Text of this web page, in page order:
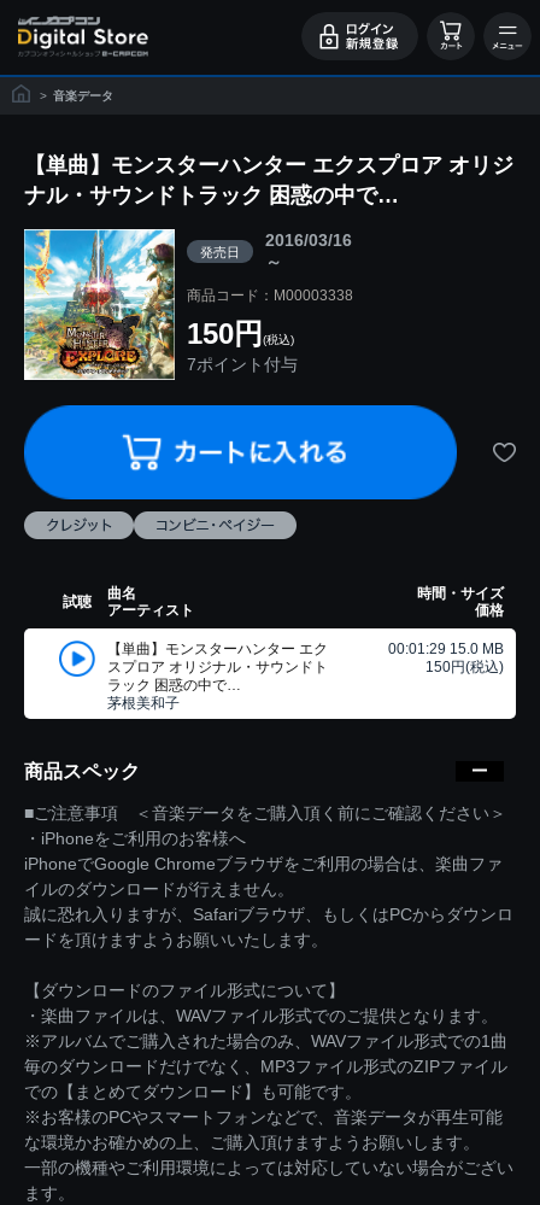
> 音楽データ
【単曲】モンスターハンター エクスプロア オリジ
ナル・サウンドトラック 困惑の中で…
発売日
2016/03/16
～
商品コード：M00003338
150円 (税込)
7ポイント付与
試聴
曲名
アーティスト
時間・サイズ
価格
【単曲】モンスターハンター エク
スプロア オリジナル・サウンドト
ラック 困惑の中で…
茅根美和子
00:01:29 15.0 MB
150円(税込)
商品スペック
■ご注意事項 ＜音楽データをご購入頂く前にご確認ください＞
・iPhoneをご利用のお客様へ
iPhoneでGoogle Chromeブラウザをご利用の場合は、楽曲ファ
イルのダウンロードが行えません。
誠に恐れ入りますが、Safariブラウザ、もしくはPCからダウンロ
ードを頂けますようお願いいたします。
【ダウンロードのファイル形式について】
・楽曲ファイルは、WAVファイル形式でのご提供となります。
※アルバムでご購入された場合のみ、WAVファイル形式での1曲
毎のダウンロードだけでなく、MP3ファイル形式のZIPファイル
での【まとめてダウンロード】も可能です。
※お客様のPCやスマートフォンなどで、音楽データが再生可能
な環境かお確かめの上、ご購入頂けますようお願いします。
一部の機種やご利用環境によっては対応していない場合がござい
ます。